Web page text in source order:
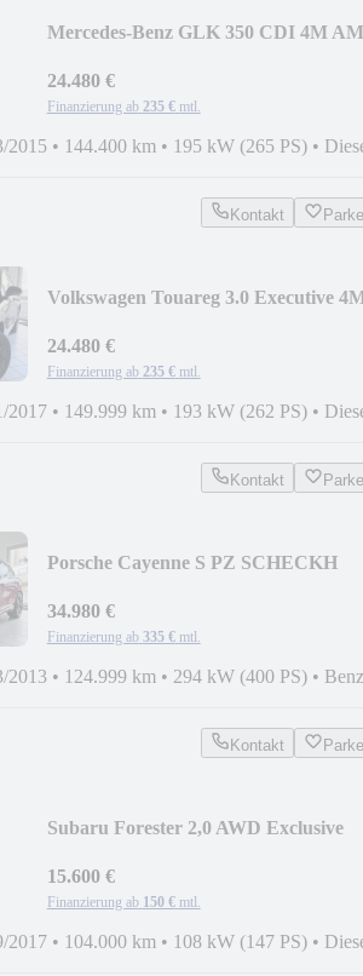
Mercedes-Benz GLK 350 CDI 4M
24.480 €
Finanzierung ab 235 € mtl.
2015 • 144.400 km • 195 kW (265 PS) •
Kontakt
Volkswagen Touareg 3.0 Executive
24.480 €
Finanzierung ab 235 € mtl.
2017 • 149.999 km • 193 kW (262 PS) •
Kontakt
Porsche Cayenne S PZ SCHECKH
34.980 €
Finanzierung ab 335 € mtl.
2013 • 124.999 km • 294 kW (400 PS) •
Kontakt
Subaru Forester 2,0 AWD Exclusive
15.600 €
Finanzierung ab 150 € mtl.
2017 • 104.000 km • 108 kW (147 PS) •